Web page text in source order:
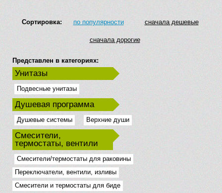
Сортировка: по популярности сначала дешевые
сначала дорогие
Представлен в категориях:
Унитазы
Подвесные унитазы
Душевая программа
Душевые системы Верхние души
Смесители,
термостаты, вентили
Смесители/термостаты для раковины
Переключатели, вентили, изливы
Смесители и термостаты для биде